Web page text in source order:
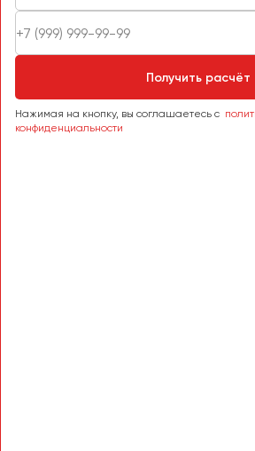
Получить расчёт
Нажимая на кнопку, вы соглашаетесь с
конфиденциальности